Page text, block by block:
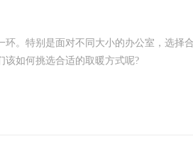
。特别是面对不同大小的办公室，选择
如何挑选合适的取暖方式呢?
，可能只需要简单的取暖设备就能满足